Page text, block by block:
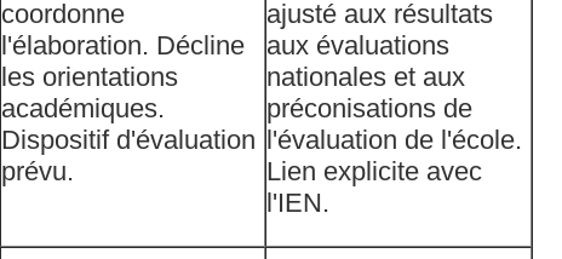
coordonne
l'élaboration. Décline
les orientations
académiques.
Dispositif d'évaluation
prévu.
ajusté aux résultats
aux évaluations
nationales et aux
préconisations de
l'évaluation de l'école.
Lien explicite avec
l'IEN.